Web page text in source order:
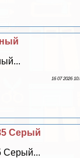
16 07 2026
Серый
Серый...